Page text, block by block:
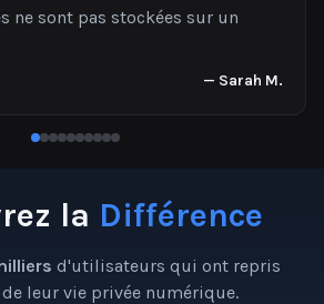
ne sont pas stockées sur un
— Sarah M.
la Différence
d'utilisateurs qui ont repris
leur vie privée numérique.